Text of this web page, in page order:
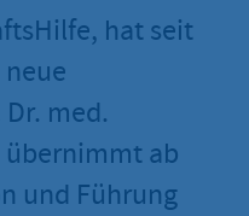
hat seit
med.
übernimmt ab
und Führung